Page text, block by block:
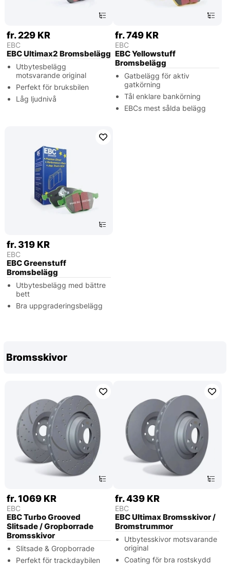
fr. 229 KR
EBC
EBC Ultimax2 Bromsbelägg
Utbytesbelägg
motsvarande original
Perfekt för bruksbilen
Låg ljudnivå
fr. 749 KR
EBC
EBC Yellowstuff
Bromsbelägg
Gatbelägg för aktiv
gatkörning
Tål enklare bankörning
EBCs mest sålda belägg
fr. 319 KR
EBC
EBC Greenstuff
Bromsbelägg
Utbytesbelägg med bättre
bett
Bra uppgraderingsbelägg
Bromsskivor
fr. 1069 KR
EBC
EBC Turbo Grooved
Slitsade / Gropborrade
Bromsskivor
Slitsade & Gropborrade
Perfekt för trackdaybilen
fr. 439 KR
EBC
EBC Ultimax Bromsskivor /
Bromstrummor
Utbytesskivor motsvarande
original
Coating för bra rostskydd